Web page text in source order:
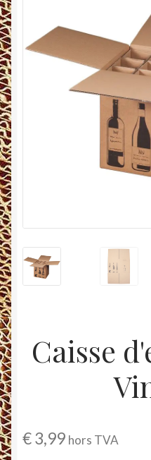
À PROPOS
Caisse
€3,99 hors TVA